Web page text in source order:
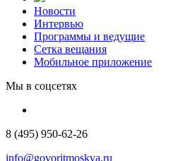
Новости
Интервью
Программы и ведущие
Сетка вещания
Мобильное приложение
Мы в соцсетях
8 (495) 950-62-26
info@govoritmoskva.ru